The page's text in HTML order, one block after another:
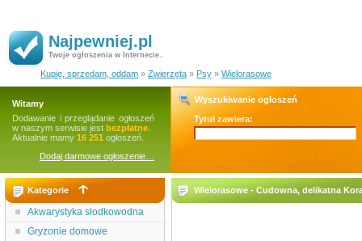
Najpewniej.pl
Twoje ogłoszenia w Internecie..
Kupię, sprzedam, oddam » Zwierzęta » Psy » Wielorasowe
Witamy
Dodawanie i przeglądanie ogłoszeń
w naszym serwisie jest bezpłatne.
Aktualnie mamy 16 251 ogłoszeń.
Dodaj darmowe ogłoszenie…
Wyszukiwanie ogłoszeń
Tytuł zawiera:
Kategorie
Akwarystyka słodkowodna
Gryzonie domowe
Wielorasowe - Cudowna, delikatna